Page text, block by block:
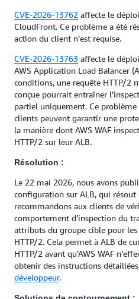
CVE-2026-13762 affecte le
CloudFront. Ce problème a été
action du client n’est requise.
CVE-2026-13763 affecte le
AWS Application Load Balancer
conditions, une requête HTTP/2
conçue pourrait entraîner
partiel uniquement. Ce problème
clients peuvent garantir une
la manière dont AWS WAF
HTTP/2 sur leur ALB.
Résolution :
Le 22 mai 2026, nous avons
configuration sur ALB, qui résout
recommandons aux clients de
comportement d’inspection du
attributs du groupe cible pour
HTTP/2. Cela permet à ALB de
HTTP/2 avant qu’AWS WAF
obtenir des instructions
développeur.